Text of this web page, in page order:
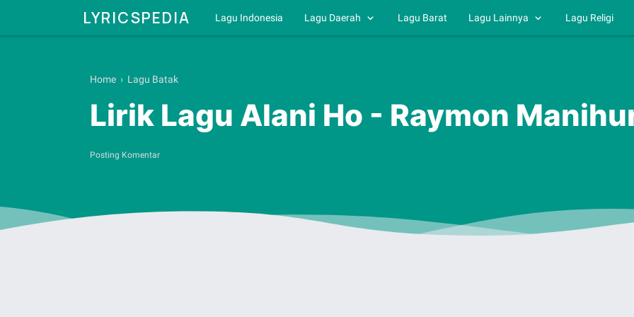
LYRICSPEDIA Lagu Indonesia Lagu Daerah Lagu Barat Lagu Lainnya Lagu Religi
Home › Lagu Batak
Lirik Lagu Alani Ho - Raymon
Posting Komentar